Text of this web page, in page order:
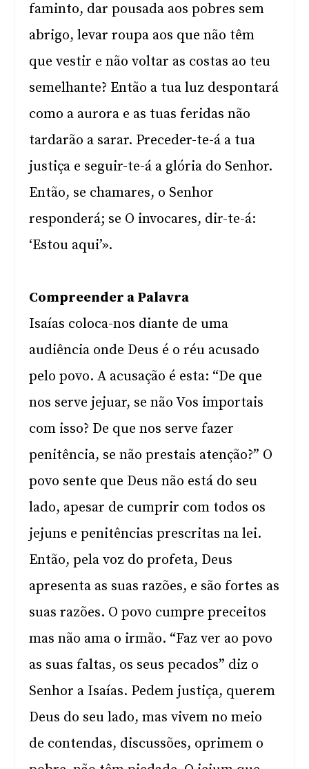
faminto, dar pousada aos pobres sem
abrigo, levar roupa aos que não têm
que vestir e não voltar as costas ao teu
semelhante? Então a tua luz despontará
como a aurora e as tuas feridas não
tardarão a sarar. Preceder-te-á a tua
justiça e seguir-te-á a glória do Senhor.
Então, se chamares, o Senhor
responderá; se O invocares, dir-te-á:
‘Estou aqui’».
Compreender a Palavra
Isaías coloca-nos diante de uma
audiência onde Deus é o réu acusado
pelo povo. A acusação é esta: “De que
nos serve jejuar, se não Vos importais
com isso? De que nos serve fazer
penitência, se não prestais atenção?” O
povo sente que Deus não está do seu
lado, apesar de cumprir com todos os
jejuns e penitências prescritas na lei.
Então, pela voz do profeta, Deus
apresenta as suas razões, e são fortes as
suas razões. O povo cumpre preceitos
mas não ama o irmão. “Faz ver ao povo
as suas faltas, os seus pecados” diz o
Senhor a Isaías. Pedem justiça, querem
Deus do seu lado, mas vivem no meio
de contendas, discussões, oprimem o